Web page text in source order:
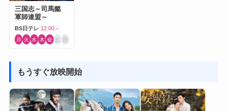
三国志～司馬懿
軍師連盟～
BS日テレ 12:00～
月 火 水 木 金 土 日
もうすぐ放映開始